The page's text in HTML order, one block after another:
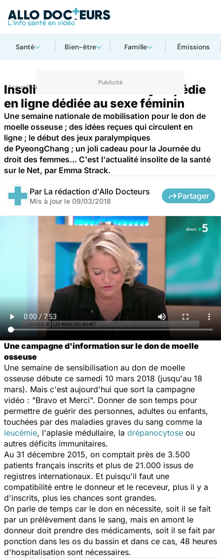
Santé Bien-être Famille Émissions
AccueilSanté
Insolites du Net : une encyclopédie
en ligne dédiée au sexe féminin
Une semaine nationale de mobilisation pour le don de
moelle osseuse ; des idées reçues qui circulent en
ligne ; le début des jeux paralympiques
de PyeongChang ; un joli cadeau pour la Journée du
droit des femmes... C'est l'actualité insolite de la santé
sur le Net, par Emma Strack.
Par La rédaction d'Allo Docteurs
Mis à jour le 09/03/2018
Partager
Une campagne d'information sur le don de moelle
osseuse
Une semaine de sensibilisation au don de moelle
osseuse débute ce samedi 10 mars 2018 (jusqu'au 18
mars). Mais c'est aujourd'hui que sort la campagne
vidéo : "Bravo et Merci". Donner de son temps pour
permettre de guérir des personnes, adultes ou enfants,
touchées par des maladies graves du sang comme la
leucémie, l'aplasie médullaire, la drépanocytose ou
autres déficits immunitaires.
Au 31 décembre 2015, on comptait près de 3.500
patients français inscrits et plus de 21.000 issus de
registres internationaux. Et puisqu'il faut une
compatibilité entre le donneur et le receveur, plus il y a
d'inscrits, plus les chances sont grandes.
On parle de temps car le don en nécessite, soit il se fait
par un prélèvement dans le sang, mais en amont le
donneur doit prendre des médicaments, soit il se fait par
ponction dans les os du bassin et dans ce cas, 48 heures
d'hospitalisation sont nécessaires.